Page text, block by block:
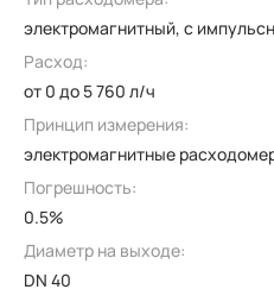
электромагнитный, с
Расход:
от 0 до 5 760 л/ч
Принцип измерения:
электромагнитные
Погрешность:
0.5%
Диаметр на выходе:
DN 40